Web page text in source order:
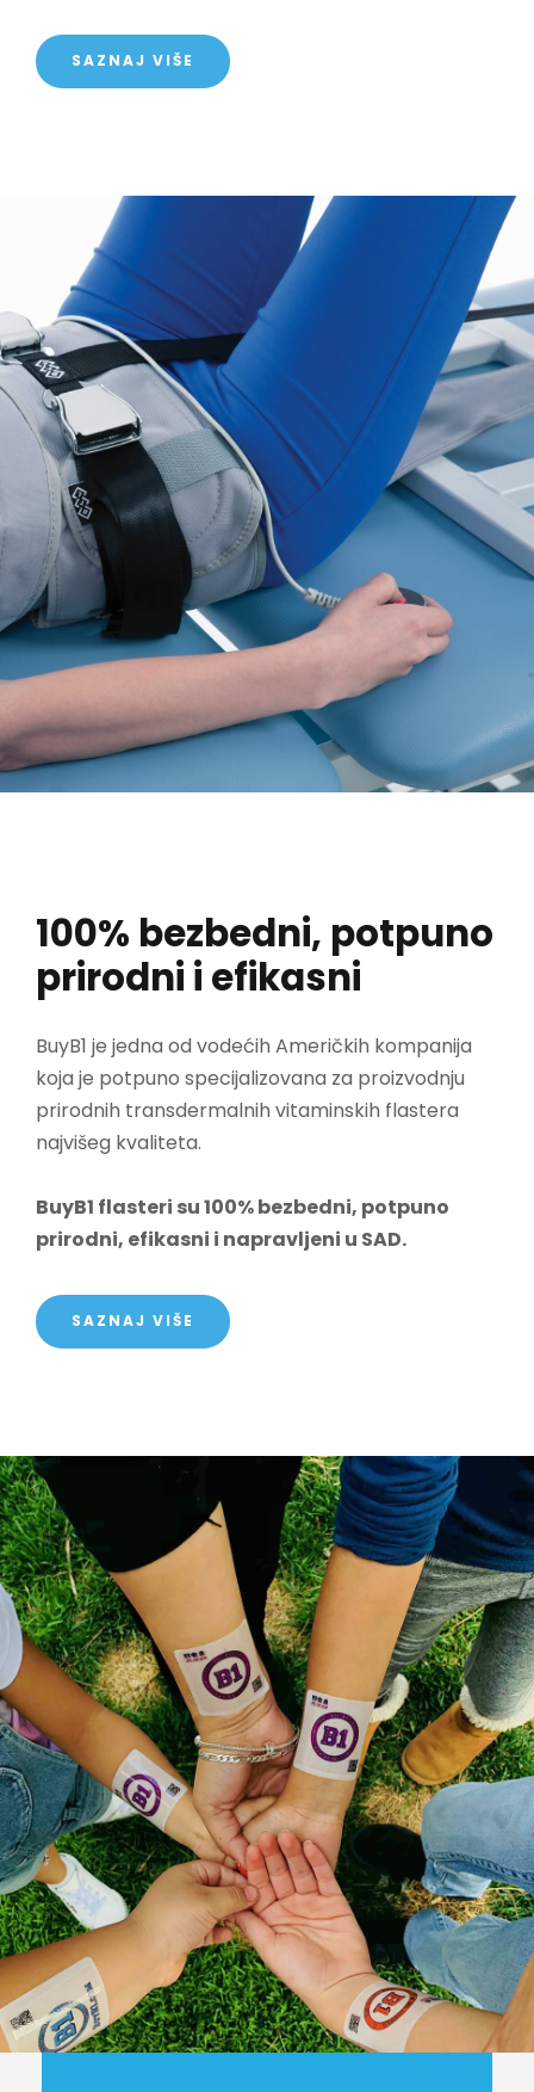
SAZNAJ VIŠE
100% bezbedni, potpuno
prirodni i efikasni
BuyB1 je jedna od vodećih Američkih kompanija
koja je potpuno specijalizovana za proizvodnju
prirodnih transdermalnih vitaminskih flastera
najvišeg kvaliteta.
BuyB1 flasteri su 100% bezbedni, potpuno
prirodni, efikasni i napravljeni u SAD.
SAZNAJ VIŠE